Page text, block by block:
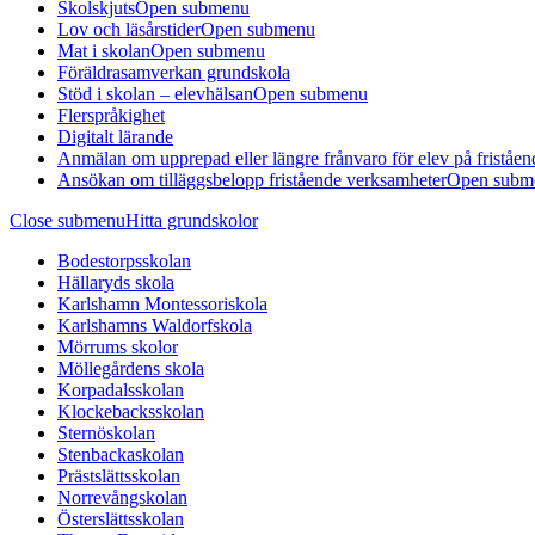
SkolskjutsOpen submenu
Lov och läsårstiderOpen submenu
Mat i skolanOpen submenu
Föräldrasamverkan grundskola
Stöd i skolan – elevhälsanOpen submenu
Flerspråkighet
Digitalt lärande
Anmälan om upprepad eller längre frånvaro för elev på
Ansökan om tilläggsbelopp fristående verksamheterOpen
Close submenuHitta grundskolor
Bodestorpsskolan
Hällaryds skola
Karlshamn Montessoriskola
Karlshamns Waldorfskola
Mörrums skolor
Möllegårdens skola
Korpadalsskolan
Klockebacksskolan
Sternöskolan
Stenbackaskolan
Prästslättsskolan
Norrevångskolan
Österslättsskolan